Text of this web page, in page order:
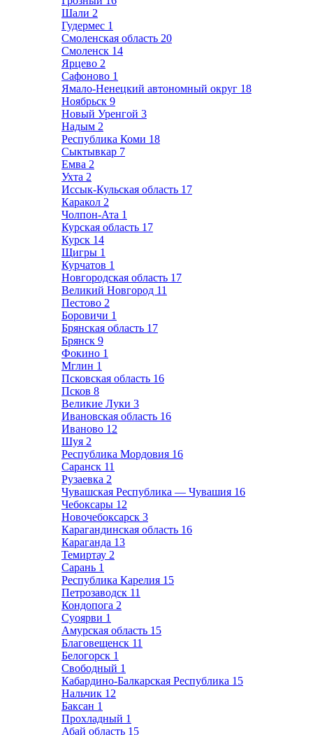
Шали 2
Гудермес 1
Смоленская область 20
Смоленск 14
Ярцево 2
Сафоново 1
Ямало-Ненецкий автономный округ 18
Ноябрьск 9
Новый Уренгой 3
Надым 2
Республика Коми 18
Сыктывкар 7
Емва 2
Ухта 2
Иссык-Кульская область 17
Каракол 2
Чолпон-Ата 1
Курская область 17
Курск 14
Щигры 1
Курчатов 1
Новгородская область 17
Великий Новгород 11
Пестово 2
Боровичи 1
Брянская область 17
Брянск 9
Фокино 1
Мглин 1
Псковская область 16
Псков 8
Великие Луки 3
Ивановская область 16
Иваново 12
Шуя 2
Республика Мордовия 16
Саранск 11
Рузаевка 2
Чувашская Республика — Чувашия 16
Чебоксары 12
Новочебоксарск 3
Карагандинская область 16
Караганда 13
Темиртау 2
Сарань 1
Республика Карелия 15
Петрозаводск 11
Кондопога 2
Суоярви 1
Амурская область 15
Благовещенск 11
Белогорск 1
Свободный 1
Кабардино-Балкарская Республика 15
Нальчик 12
Баксан 1
Прохладный 1
Абай область 15